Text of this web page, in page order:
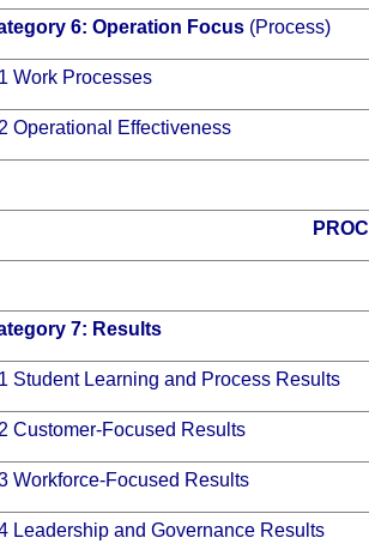
6: Operation Focus (Process)
Work Processes
Operational Effectiveness
7: Results
Student Learning and Process Results
Customer-Focused Results
Workforce-Focused Results
Leadership and Governance Results